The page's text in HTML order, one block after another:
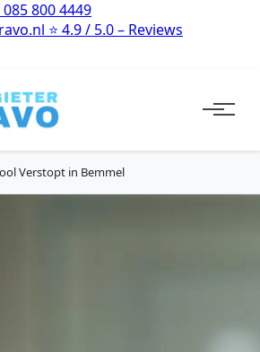
085 800 4449
⭐ 4.9 / 5.0 – Reviews
Verstopt in Bemmel